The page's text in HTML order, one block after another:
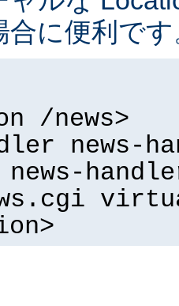
合に便利で
/news>
news-